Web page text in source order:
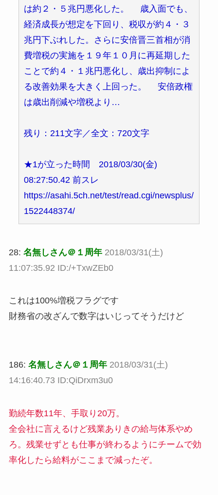
は約２・５兆円悪化した。 歳入面でも、
経済成長が想定を下回り、税収が約４・３
兆円下ぶれした。さらに安倍晋三首相が消
費増税の実施を１９年１０月に再延期した
ことで約４・１兆円悪化し、歳出抑制によ
る改善効果を大きく上回った。 安倍政権
は歳出削減や増税より…
残り：211文字／全文：720文字
★1が立った時間 2018/03/30(金)
08:27:50.42 前スレ
https://asahi.5ch.net/test/read.cgi/newsplus/
1522448374/
28: 名無しさん＠１周年 2018/03/31(土)
11:07:35.92 ID:/+TxwZEb0
これは100%増税フラグです
財務省の改ざんで数字はいじってそうだけど
186: 名無しさん＠１周年 2018/03/31(土)
14:16:40.73 ID:QiDrxm3u0
勤続年数11年、手取り20万。
全会社に言えるけど残業ありきの給与体系やめ
ろ。残業せずとも仕事が終わるようにチームで効
率化したら給料がここまで減ったぞ。